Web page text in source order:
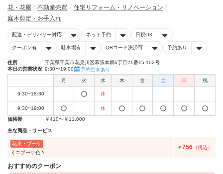
花・花屋 不動産売買
住宅リフォーム・リノベーション
庭木剪定・お手入れ
配達・デリバリー対応 ネット予約 日祝OK
クーポン有 駐車場有 QRコード決済可 予約あり
住所
千葉県千葉市花見川区幕張本郷6丁目21番15-102号
本日の営業状況 9:30〜19:00 予約空きあり
月 火 水 木 金 土 日 祝
9:30~18:30 休
9:30~19:00
休
価格帯
￥410〜￥11,000
主な商品・サービス
花束・ブーケ
ミニブーケ色々
￥756 （税込）
おすすめのクーポン